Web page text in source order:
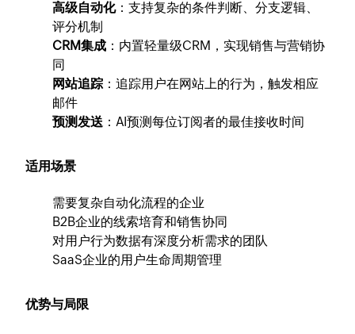
高级自动化：支持复杂的条件判断、分支逻辑、
评分机制
CRM集成 ：内置轻量级CRM，实现销售与营销协
同
网站追踪 ：追踪用户在网站上的行为，触发相应
邮件
预测发送 ：AI预测每位订阅者的最佳接收时间
适用场景
需要复杂自动化流程的企业
B2B企业的线索培育和销售协同
对用户行为数据有深度分析需求的团队
SaaS企业的用户生命周期管理
优势与局限